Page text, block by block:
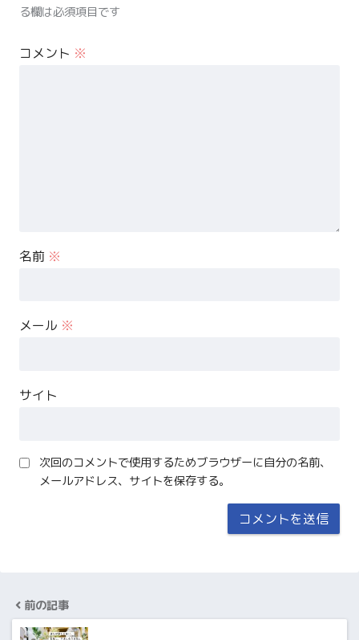
る欄は必須項目です
コメント ※
名前 ※
メール ※
サイト
次回のコメントで使用するためブラウザーに自分の名前、
メールアドレス、サイトを保存する。
前の記事